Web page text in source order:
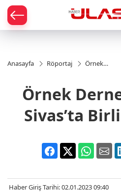
Anasayfa Röportaj
Örnek
Sivas’ta
Birliği
Sağladı
Örnek
Sivas’ta
Haber Giriş Tarihi: 02.01.2023 09:40